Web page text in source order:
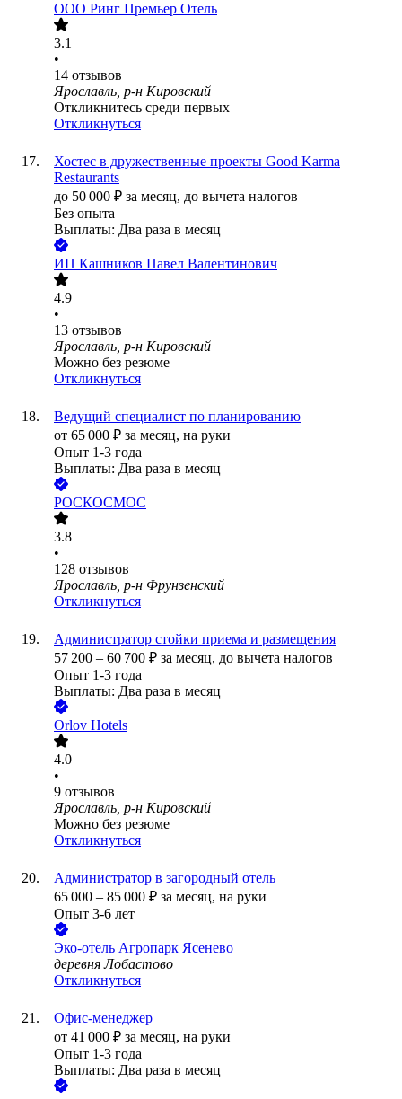
ООО Ринг Премьер Отель
3.1
•
14 отзывов
Ярославль, р-н Кировский
Откликнитесь среди первых
Откликнуться
Хостес в дружественные проекты Good Karma
Restaurants
до 50 000 ₽ за месяц, до вычета налогов
Без опыта
Выплаты: Два раза в месяц
ИП Кашников Павел Валентинович
4.9
•
13 отзывов
Ярославль, р-н Кировский
Можно без резюме
Откликнуться
Ведущий специалист по планированию
от 65 000 ₽ за месяц, на руки
Опыт 1-3 года
Выплаты: Два раза в месяц
РОСКОСМОС
3.8
•
128 отзывов
Ярославль, р-н Фрунзенский
Откликнуться
Администратор стойки приема и размещения
57 200 – 60 700 ₽ за месяц, до вычета налогов
Опыт 1-3 года
Выплаты: Два раза в месяц
Orlov Hotels
4.0
•
9 отзывов
Ярославль, р-н Кировский
Можно без резюме
Откликнуться
Администратор в загородный отель
65 000 – 85 000 ₽ за месяц, на руки
Опыт 3-6 лет
Эко-отель Агропарк Ясенево
деревня Лобастово
Откликнуться
Офис-менеджер
от 41 000 ₽ за месяц, на руки
Опыт 1-3 года
Выплаты: Два раза в месяц